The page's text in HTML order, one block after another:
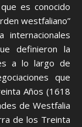
es conocido
westfaliano”
definieron la
a lo largo de
que
Años (1618
de Westfalia
de los Treinta